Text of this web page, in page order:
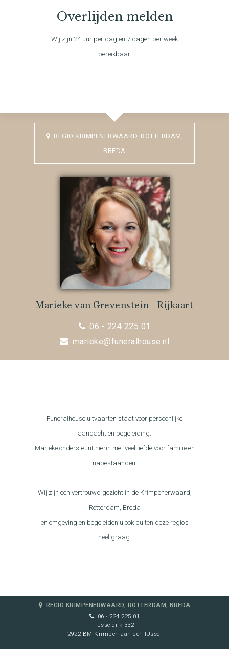
Overlijden melden
Wij zijn 24 uur per dag en 7 dagen per week
bereikbaar.
REGIO KRIMPENERWAARD, ROTTERDAM,
BREDA
Marieke van Grevenstein - Rijkaart
06 - 224 225 01
marieke@funeralhouse.nl
Funeralhouse uitvaarten staat voor persoonlijke
aandacht en begeleiding.
Marieke ondersteunt hierin met veel liefde voor familie en
nabestaanden.
Wij zijn een vertrouwd gezicht in de Krimpenerwaard,
Rotterdam, Breda
en omgeving en begeleiden u ook buiten deze regio's
heel graag.
REGIO KRIMPENERWAARD, ROTTERDAM, BREDA
06 - 224 225 01
IJsseldijk 332
2922 BM Krimpen aan den IJssel